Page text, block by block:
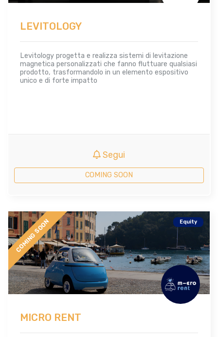
LEVITOLOGY
Levitology progetta e realizza sistemi di levitazione
magnetica personalizzati che fanno fluttuare qualsiasi
prodotto, trasformandolo in un elemento espositivo
unico e di forte impatto
Segui
COMING SOON
COMING SOON Equity
MICRO RENT